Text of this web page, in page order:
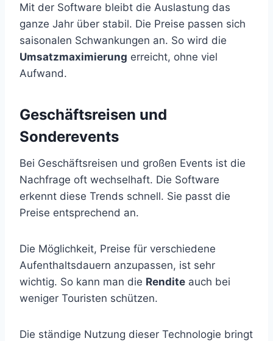
Mit der Software bleibt die Auslastung das
ganze Jahr über stabil. Die Preise passen sich
saisonalen Schwankungen an. So wird die
Umsatzmaximierung erreicht, ohne viel
Aufwand.
Geschäftsreisen und
Sonderevents
Bei Geschäftsreisen und großen Events ist die
Nachfrage oft wechselhaft. Die Software
erkennt diese Trends schnell. Sie passt die
Preise entsprechend an.
Die Möglichkeit, Preise für verschiedene
Aufenthaltsdauern anzupassen, ist sehr
wichtig. So kann man die Rendite auch bei
weniger Touristen schützen.
Die ständige Nutzung dieser Technologie bringt